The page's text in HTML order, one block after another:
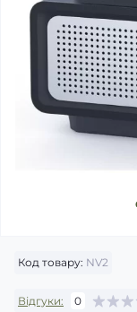
Код товару: NV2
Відгуки: 0